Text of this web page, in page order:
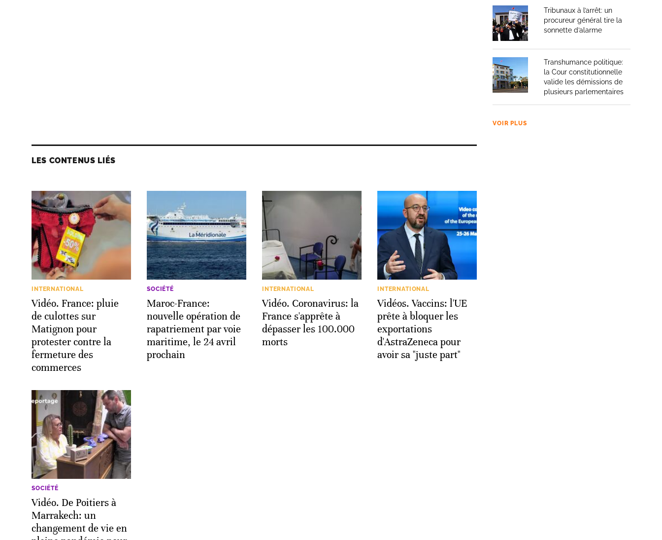
LES CONTENUS LIÉS
INTERNATIONAL
Vidéo. France: pluie
de culottes sur
Matignon pour
protester contre la
fermeture des
commerces
SOCIÉTÉ
Maroc-France:
nouvelle opération de
rapatriement par voie
maritime, le 24 avril
prochain
INTERNATIONAL
Vidéo. Coronavirus: la
France s'apprête à
dépasser les 100.000
morts
INTERNATIONAL
Vidéos. Vaccins: l'UE
prête à bloquer les
exportations
d'AstraZeneca pour
avoir sa "juste part"
SOCIÉTÉ
Vidéo. De Poitiers à
Marrakech: un
changement de vie en
Tribunaux à l’arrêt: un
procureur général tire la
sonnette d’alarme
Transhumance politique:
la Cour constitutionnelle
valide les démissions de
plusieurs parlementaires
VOIR PLUS